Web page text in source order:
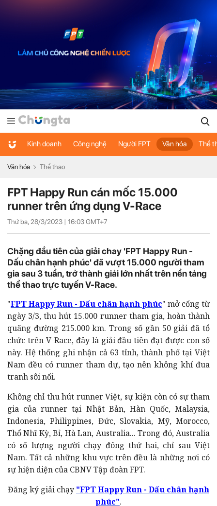
Kinh doanh Công nghệ Người FPT Văn hóa Thể
Văn hóa Thể thao
FPT Happy Run cán mốc 15.000
runner trên ứng dụng V-Race
Thứ ba, 28/3/2023 | 16:03GMT+7
Chặng đầu tiên của giải chay 'FPT Happy Run -
Dấu chân hạnh phúc' đã vượt 15.000 người tham
gia sau 3 tuần, trở thành giải lớn nhất trên nền tảng
thể thao trực tuyến V-Race.
"FPT Happy Run - Dấu chân hạnh phúc" mở cổng từ
ngày 3/3, thu hút 15.000 runner tham gia, hoàn thành
quãng đường 215.000 km. Trong số gần 50 giải đã tổ
chức trên V-Race, đây là giải đầu tiên đạt được con số
này. Hệ thống ghi nhận cả 63 tỉnh, thành phố tại Việt
Nam đều có runner tham dự, tạo nên không khí đua
tranh sôi nổi.
Không chỉ thu hút runner Việt, sự kiện còn có sự tham
gia của runner tại Nhật Bản, Hàn Quốc, Malaysia,
Indonesia, Philippines, Đức, Slovakia, Mỹ, Morocco,
Thổ Nhĩ Kỳ, Bỉ, Hà Lan, Australia... Trong đó, Australia
có số lượng người chạy đông thứ hai, chỉ sau Việt
Nam. Tất cả những khu vực trên đều là những nơi có
sự hiện diện của CBNV Tập đoàn FPT.
Đăng ký giải chạy "FPT Happy Run - Dấu chân hạnh
phúc".